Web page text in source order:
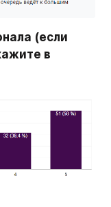
(если
в